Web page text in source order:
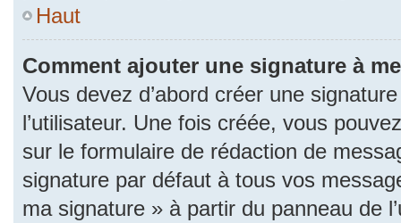
Haut
Comment ajouter une signature à
Vous devez d’abord créer une
l’utilisateur. Une fois créée, vous
sur le formulaire de rédaction de
signature par défaut à tous vos
ma signature » à partir du panneau de